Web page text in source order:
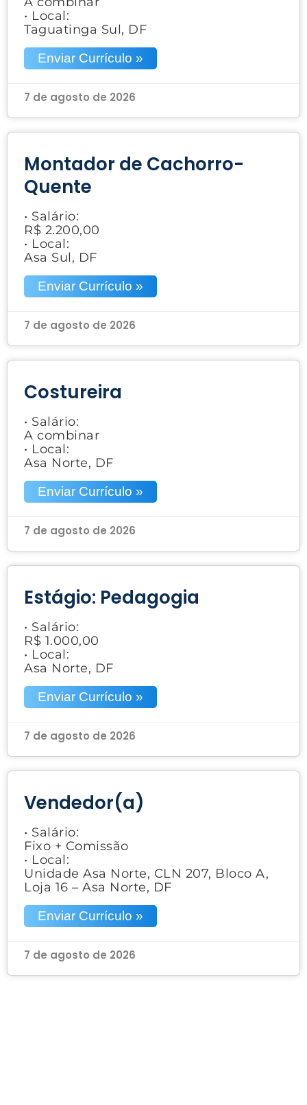
• Local:
Taguatinga Sul, DF
Enviar Currículo »
7 de agosto de 2026
Montador de Cachorro-
Quente
• Salário:
R$ 2.200,00
• Local:
Asa Sul, DF
Enviar Currículo »
7 de agosto de 2026
Costureira
• Salário:
A combinar
• Local:
Asa Norte, DF
Enviar Currículo »
7 de agosto de 2026
Estágio: Pedagogia
• Salário:
R$ 1.000,00
• Local:
Asa Norte, DF
Enviar Currículo »
7 de agosto de 2026
Vendedor(a)
• Salário:
Fixo + Comissão
• Local:
Unidade Asa Norte, CLN 207, Bloco A,
Loja 16 – Asa Norte, DF
Enviar Currículo »
7 de agosto de 2026